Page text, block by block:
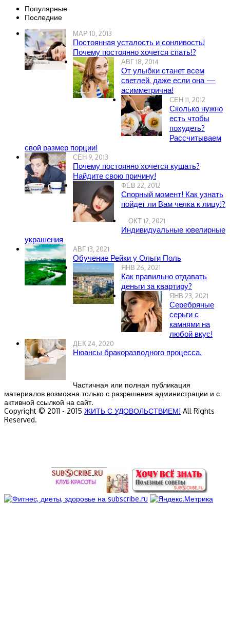
Популярные
Последние
МАР 10, 2013
Постоянная усталость и сонливость!
Почему постоянно хочется спать!?
АВГ 18, 2014
От улыбки станет всем
светлей, даже если она —
асимметрична!
СЕН 11, 2012
Сколько нужно
есть чтобы
похудеть?
Рассчитываем
свой размер порции!
СЕН 9, 2013
Почему постоянно хочется кушать?
Найдите свою причину!
ФЕВ 22, 2012
Спорный момент! Как узнать
пойдет ли Вам челка к лицу!?
ОКТ 12, 2021
Индивидуальные ювелирные
украшения
АВГ 13, 2021
Обучение Рейки у Ольги Поль
ЯНВ 26, 2021
Как правильно отдавать
деньги за квартиру?
ЯНВ 23, 2021
Серебряные
серьги с
камнями на
любой вкус!
ДЕК 24, 2020
Нюансы бракоразводного процесса.
Частичная или полная публикация
материалов возможна только с разрешения администрации и с
активной ссылкой на сайт.
Copyright © 2011 - 2015 ЖИТЬ С УДОВОЛЬСТВИЕМ! All Rights
Reserved.